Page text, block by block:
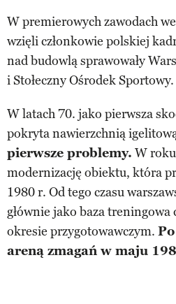
W premierowych zawodach
wzięli członkowie polskiej
nad budowlą sprawowały
i Stołeczny Ośrodek Sportowy.
W latach 70. jako pierwsza
pokryta nawierzchnią
pierwsze problemy. W
modernizację obiektu, która
1980 r. Od tego czasu
głównie jako baza
okresie przygotowawczym.
areną zmagań w maju